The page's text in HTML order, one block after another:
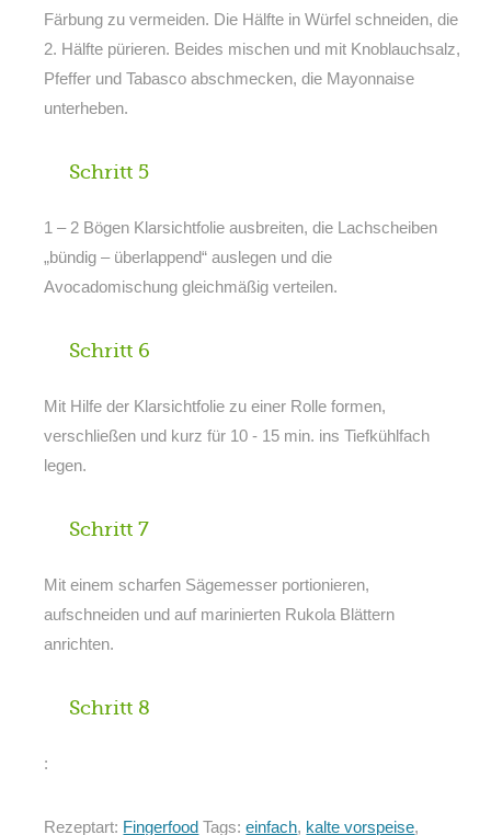
Färbung zu vermeiden. Die Hälfte in Würfel schneiden, die
2. Hälfte pürieren. Beides mischen und mit Knoblauchsalz,
Pfeffer und Tabasco abschmecken, die Mayonnaise
unterheben.
Schritt 5
1 – 2 Bögen Klarsichtfolie ausbreiten, die Lachscheiben
„bündig – überlappend“ auslegen und die
Avocadomischung gleichmäßig verteilen.
Schritt 6
Mit Hilfe der Klarsichtfolie zu einer Rolle formen,
verschließen und kurz für 10 - 15 min. ins Tiefkühlfach
legen.
Schritt 7
Mit einem scharfen Sägemesser portionieren,
aufschneiden und auf marinierten Rukola Blättern
anrichten.
Schritt 8
:
Rezeptart: Fingerfood Tags:einfach, kalte vorspeise,